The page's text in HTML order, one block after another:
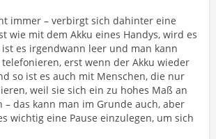
immer – verbirgt sich dahinter eine
wie mit dem Akku eines Handys, wird es
es irgendwann leer und man kann
erst wenn der Akku wieder
so ist es auch mit Menschen, die nur
weil sie sich ein zu hohes Maß an
– das kann man im Grunde auch, aber
wichtig eine Pause einzulegen, um sich